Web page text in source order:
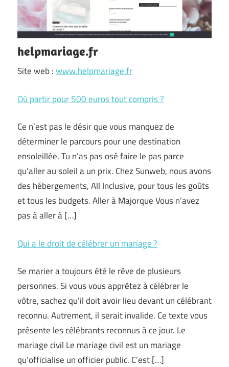
helpmariage.fr
Site web :www.helpmariage.fr
Où partir pour 500 euros tout compris ?
Ce n’est pas le désir que vous manquez de
déterminer le parcours pour une destination
ensoleillée. Tu n’as pas osé faire le pas parce
qu’aller au soleil a un prix. Chez Sunweb, nous avons
des hébergements, All Inclusive, pour tous les goûts
et tous les budgets. Aller à Majorque Vous n’avez
pas à aller à […]
Qui a le droit de célébrer un mariage ?
Se marier a toujours été le rêve de plusieurs
personnes. Si vous vous apprêtez à célébrer le
vôtre, sachez qu’il doit avoir lieu devant un célébrant
reconnu. Autrement, il serait invalide. Ce texte vous
présente les célébrants reconnus à ce jour. Le
mariage civil Le mariage civil est un mariage
qu’officialise un officier public. C’est […]